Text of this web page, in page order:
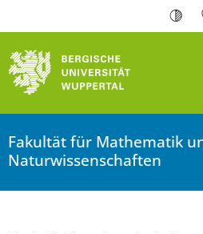
Fakultät für Mathematik
Naturwissenschaften